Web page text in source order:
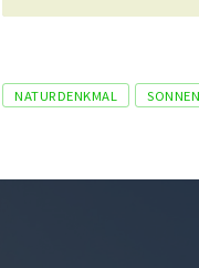
Tags
NATURDENKMAL